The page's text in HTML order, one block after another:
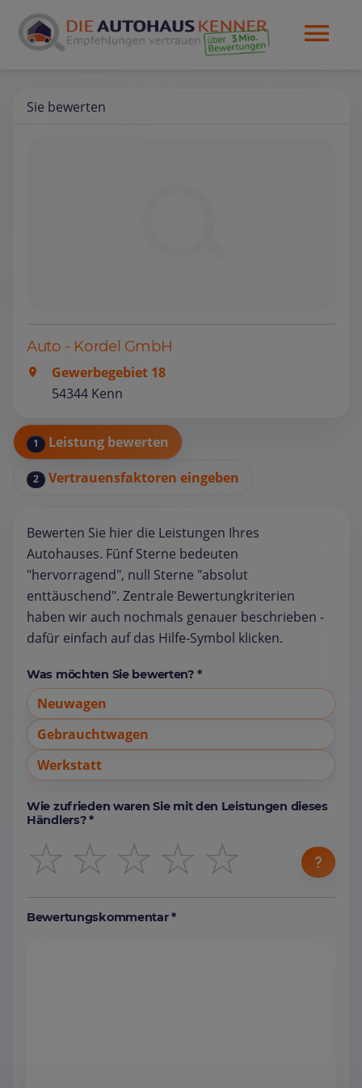
Sie bewerten
Auto - Kordel GmbH
Gewerbegebiet 18
54344 Kenn
1 Leistung bewerten
2 Vertrauensfaktoren eingeben
Bewerten Sie hier die Leistungen Ihres
Autohauses. Fünf Sterne bedeuten
"hervorragend", null Sterne "absolut
enttäuschend". Zentrale Bewertungkriterien
haben wir auch nochmals genauer beschrieben -
dafür einfach auf das Hilfe-Symbol klicken.
Was möchten Sie bewerten? *
Neuwagen
Gebrauchtwagen
Werkstatt
Wie zufrieden waren Sie mit den Leistungen dieses
Händlers? *
☆
☆
☆
☆
☆
Bewertungskommentar *